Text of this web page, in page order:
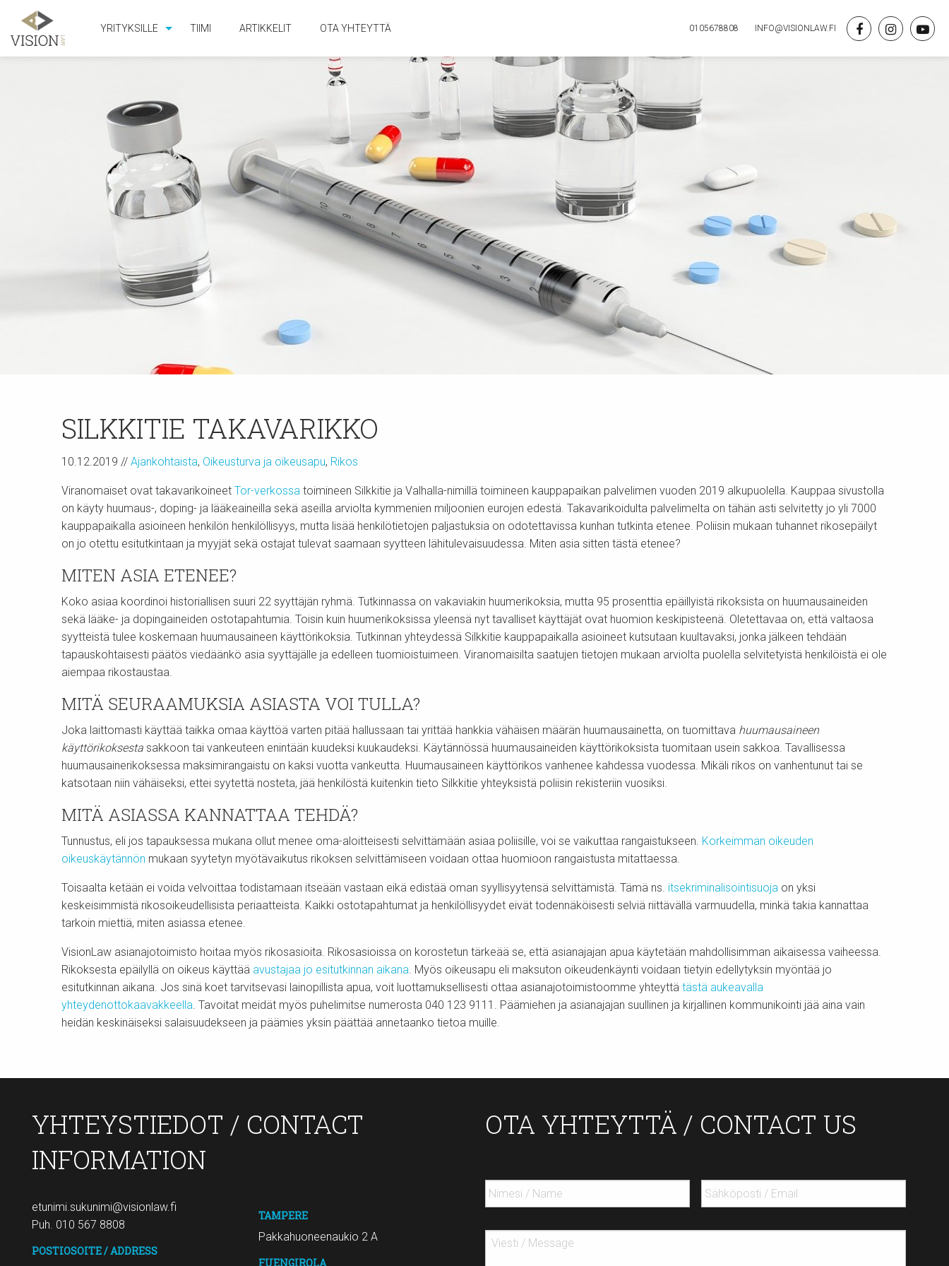
YRITYKSILLE TIIMI ARTIKKELIT OTA YHTEYTTÄ 0105678808 INFO@VISIONLAW.FI
SILKKITIE TAKAVARIKKO
10.12.2019 // Ajankohtaista, Oikeusturva ja oikeusapu, Rikos
Viranomaiset ovat takavarikoineet Tor-verkossa toimineen Silkkitie ja Valhalla-nimillä toimineen kauppapaikan palvelimen vuoden 2019 alkupuolella. Kauppaa sivustolla
on käyty huumaus-, doping- ja lääkeaineilla sekä aseilla arviolta kymmenien miljoonien eurojen edestä. Takavarikoidulta palvelimelta on tähän asti selvitetty jo yli 7000
kauppapaikalla asioineen henkilön henkilöllisyys, mutta lisää henkilötietojen paljastuksia on odotettavissa kunhan tutkinta etenee. Poliisin mukaan tuhannet rikosepäilyt
on jo otettu esitutkintaan ja myyjät sekä ostajat tulevat saamaan syytteen lähitulevaisuudessa. Miten asia sitten tästä etenee?
MITEN ASIA ETENEE?
Koko asiaa koordinoi historiallisen suuri 22 syyttäjän ryhmä. Tutkinnassa on vakaviakin huumerikoksia, mutta 95 prosenttia epäillyistä rikoksista on huumausaineiden
sekä lääke- ja dopingaineiden ostotapahtumia. Toisin kuin huumerikoksissa yleensä nyt tavalliset käyttäjät ovat huomion keskipisteenä. Oletettavaa on, että valtaosa
syytteistä tulee koskemaan huumausaineen käyttörikoksia. Tutkinnan yhteydessä Silkkitie kauppapaikalla asioineet kutsutaan kuultavaksi, jonka jälkeen tehdään
tapauskohtaisesti päätös viedäänkö asia syyttäjälle ja edelleen tuomioistuimeen. Viranomaisilta saatujen tietojen mukaan arviolta puolella selvitetyistä henkilöistä ei ole
aiempaa rikostaustaa.
MITÄ SEURAAMUKSIA ASIASTA VOI TULLA?
Joka laittomasti käyttää taikka omaa käyttöä varten pitää hallussaan tai yrittää hankkia vähäisen määrän huumausainetta, on tuomittava huumausaineen
käyttörikoksesta sakkoon tai vankeuteen enintään kuudeksi kuukaudeksi. Käytännössä huumausaineiden käyttörikoksista tuomitaan usein sakkoa. Tavallisessa
huumausainerikoksessa maksimirangaistu on kaksi vuotta vankeutta. Huumausaineen käyttörikos vanhenee kahdessa vuodessa. Mikäli rikos on vanhentunut tai se
katsotaan niin vähäiseksi, ettei syytettä nosteta, jää henkilöstä kuitenkin tieto Silkkitie yhteyksistä poliisin rekisteriin vuosiksi.
MITÄ ASIASSA KANNATTAA TEHDÄ?
Tunnustus, eli jos tapauksessa mukana ollut menee oma-aloitteisesti selvittämään asiaa poliisille, voi se vaikuttaa rangaistukseen. Korkeimman oikeuden
oikeuskäytännön mukaan syytetyn myötävaikutus rikoksen selvittämiseen voidaan ottaa huomioon rangaistusta mitattaessa.
Toisaalta ketään ei voida velvoittaa todistamaan itseään vastaan eikä edistää oman syyllisyytensä selvittämistä. Tämä ns. itsekriminalisointisuoja on yksi
keskeisimmistä rikosoikeudellisista periaatteista. Kaikki ostotapahtumat ja henkilöllisyydet eivät todennäköisesti selviä riittävällä varmuudella, minkä takia kannattaa
tarkoin miettiä, miten asiassa etenee.
VisionLaw asianajotoimisto hoitaa myös rikosasioita. Rikosasioissa on korostetun tärkeää se, että asianajajan apua käytetään mahdollisimman aikaisessa vaiheessa.
Rikoksesta epäilyllä on oikeus käyttää avustajaa jo esitutkinnan aikana. Myös oikeusapu eli maksuton oikeudenkäynti voidaan tietyin edellytyksin myöntää jo
esitutkinnan aikana. Jos sinä koet tarvitsevasi lainopillista apua, voit luottamuksellisesti ottaa asianajotoimistoomme yhteyttä tästä aukeavalla
yhteydenottokaavakkeella. Tavoitat meidät myös puhelimitse numerosta 040 123 9111. Päämiehen ja asianajajan suullinen ja kirjallinen kommunikointi jää aina vain
heidän keskinäiseksi salaisuudekseen ja päämies yksin päättää annetaanko tietoa muille.
YHTEYSTIEDOT / CONTACT
INFORMATION
etunimi.sukunimi@visionlaw.fi
Puh. 010 567 8808
POSTIOSOITE / ADDRESS
TAMPERE
Pakkahuoneenaukio 2 A
FUENGIROLA
OTA YHTEYTTÄ / CONTACT US